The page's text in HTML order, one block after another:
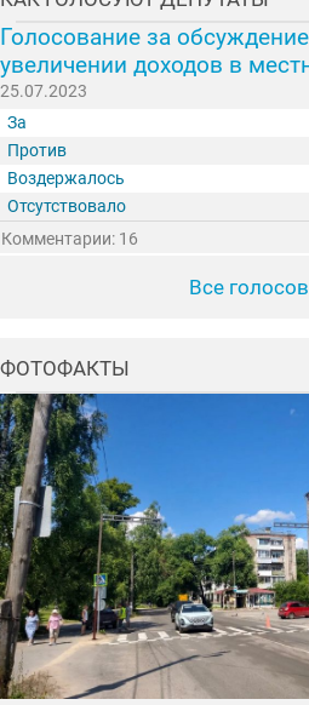
Голосование за
увеличении доходов в
25.07.2023
За
Против
Воздержалось
Отсутствовало
Комментарии: 16
Все
ФОТОФАКТЫ